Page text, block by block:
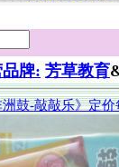
牌: 芳草教育
鼓-敲敲乐》定